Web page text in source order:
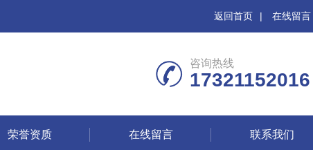
返回首页 | 在线留言
咨询热线
17321152016
荣誉资质 在线留言 联系我们